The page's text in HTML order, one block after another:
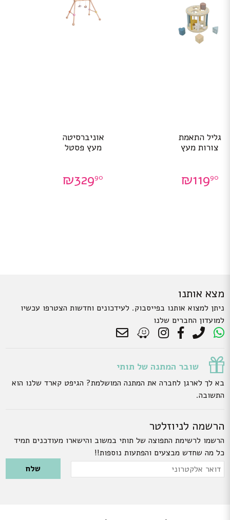
גליל התאמת
צורות מעץ
₪11990
אוניברסיטה
מעץ פסטל
₪32990
מצא אותנו
ניתן למצוא אותנו בפייסבוק. לעידכונים וחדשות הצטרפו עכשיו
למועדון החברים שלנו
שובר המתנה של תותי
בא לך לארגן לחברה את המתנה המושלמת? הגיפט קארד שלנו הוא
התשובה.
הרשמה לניוזלטר
הרשמו לרשימת התפוצה של תותי במשוב והישארו מעודכנים תמיד
כל מה שחדש מבצעים והפתעות נוספות!!
Please leave this field empty.
דואר